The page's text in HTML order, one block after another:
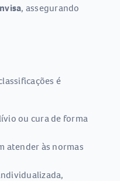
, assegurando
é
ou cura de forma
atender às normas